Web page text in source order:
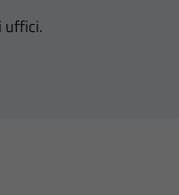
uffici.